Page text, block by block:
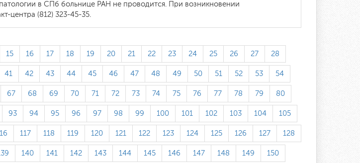
в СПб больнице РАН не проводится. При возникновении
центра (812) 323-45-35.
15 16 17 18 19 20 21 22 23 24 25 26 27 28
41 42 43 44 45 46 47 48 49 50 51 52 53 54
67 68 69 70 71 72 73 74 75 76 77 78 79 80
93 94 95 96 97 98 99 100 101 102 103 104 105
117 118 119 120 121 122 123 124 125 126 127 128
140 141 142 143 144 145 146 147 148 149 150